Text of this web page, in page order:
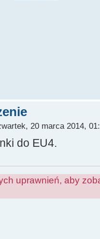
20 marca 2014,
do EU4.
uprawnień, aby